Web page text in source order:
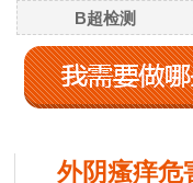
B超检测
外阴瘙痒危